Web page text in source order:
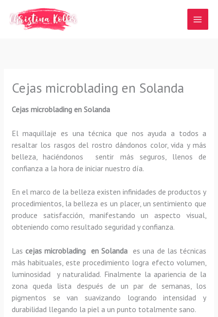
contenido
Cejas microblading en Solanda
Cejas microblading en Solanda
El maquillaje es una técnica que nos ayuda a todos a
resaltar los rasgos del rostro dándonos color, vida y más
belleza, haciéndonos sentir más seguros, llenos de
confianza a la hora de iniciar nuestro día.
En el marco de la belleza existen infinidades de productos y
procedimientos, la belleza es un placer, un sentimiento que
produce satisfacción, manifestando un aspecto visual,
obteniendo como resultado seguridad y confianza.
Lascejas microblading en Solanda es una de las técnicas
más habituales, este procedimiento logra efecto volumen,
luminosidad y naturalidad. Finalmente la apariencia de la
zona queda lista después de un par de semanas, los
pigmentos se van suavizando logrando intensidad y
durabilidad llegando la piel a un punto totalmente sano.